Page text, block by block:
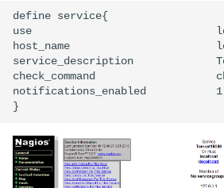
define service{
use
host_name
service_description
check_command
notifications_enabled           1